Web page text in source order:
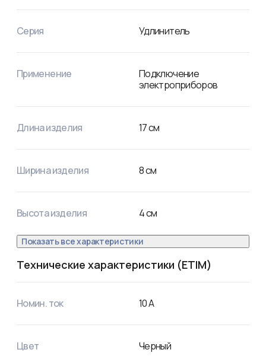
Серия Удлинитель
Применение
Подключение
электроприборов
Длина изделия 17см
Ширина изделия 8см
Высота изделия 4см
Показать все характеристики
Технические характеристики (ETIM)
Номин. ток 10А
Цвет Черный